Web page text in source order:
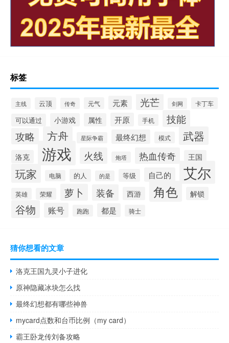
标签
主线 云顶 传奇 元气 元素 光芒 剑网 卡丁车
可以通过 小游戏 属性 开原 手机 技能
攻略 方舟 星际争霸 最终幻想 模式 武器
洛克 游戏 火线 炮塔 热血传奇 王国
玩家 电脑 的人 的是 等级 自己的 艾尔
英雄 荣耀 萝卜 装备 西游 角色 解锁
谷物 账号 跑跑 都是 骑士
猜你想看的文章
洛克王国九灵小子进化
原神隐藏冰块怎么找
最终幻想都有哪些神兽
mycard点数和台币比例（my card）
霸王卧龙传刘备攻略